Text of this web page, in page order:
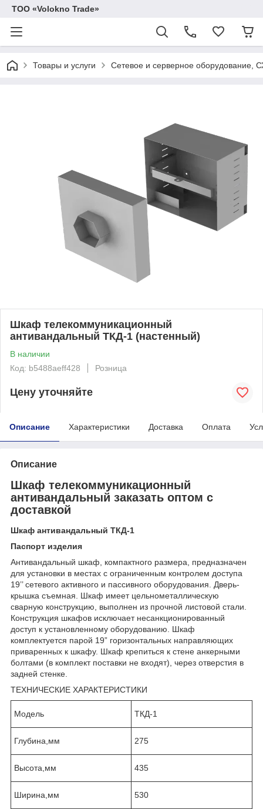
ТОО «Volokno Trade»
Товары и услуги Сетевое и серверное оборудование,
Шкаф телекоммуникационный
антивандальный ТКД-1 (настенный)
В наличии
Код: b5488aeff428
Розница
Цену уточняйте
Описание Характеристики Доставка Оплата
Описание
Шкаф телекоммуникационный
антивандальный заказать оптом с
доставкой
Шкаф антивандальный ТКД-1
Паспорт изделия
Антивандальный шкаф, компактного размера, предназначен
для установки в местах с ограниченным контролем доступа
19’’ сетевого активного и пассивного оборудования. Дверь-
крышка съемная. Шкаф имеет цельнометаллическую
сварную конструкцию, выполнен из прочной листовой стали.
Конструкция шкафов исключает несанкционированный
доступ к установленному оборудованию. Шкаф
комплектуется парой 19” горизонтальных направляющих
приваренных к шкафу. Шкаф крепиться к стене анкерными
болтами (в комплект поставки не входят), через отверстия в
задней стенке.
ТЕХНИЧЕСКИЕ ХАРАКТЕРИСТИКИ
Модель ТКД-1
Глубина,мм 275
Высота,мм 435
Ширина,мм 530